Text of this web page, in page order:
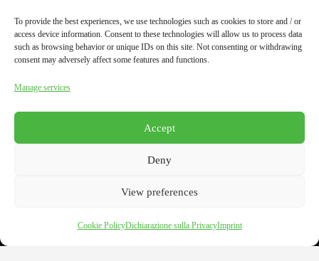
To provide the best experiences, we use technologies such as cookies to store and / or
access device information. Consent to these technologies will allow us to process data
such as browsing behavior or unique IDs on this site. Not consenting or withdrawing
consent may adversely affect some features and functions.
Manage services
Accept
Deny
View preferences
Cookie PolicyDichiarazione sulla PrivacyImprint
Audio guides
In the surroundings